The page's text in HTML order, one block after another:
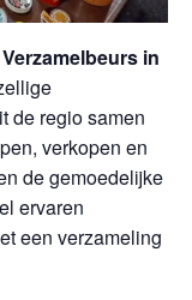
Verzamelbeurs in
de regio samen
verkopen en
de gemoedelijke
ervaren
een verzameling